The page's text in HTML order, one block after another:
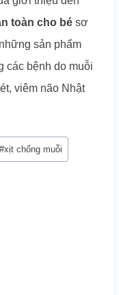
toàn cho bé sơ
sản phẩm
các bệnh do muỗi
viêm não Nhật
#xịt chống muỗi